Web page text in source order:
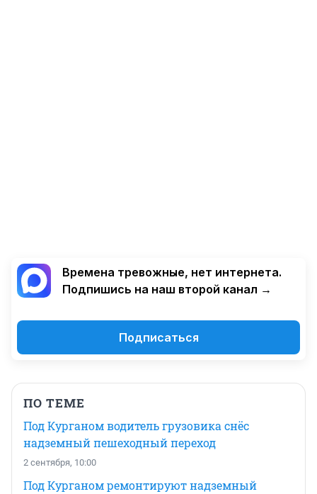
Времена тревожные, нет интернета.
Подпишись на наш второй канал →
Подписаться
ПО ТЕМЕ
Под Курганом водитель грузовика снёс
надземный пешеходный переход
2 сентября, 10:00
Под Курганом ремонтируют надземный